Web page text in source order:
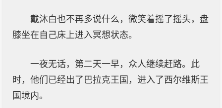
戴沐白也不再多说什么，微笑着摇了摇头，盘
膝坐在自己床上进入冥想状态。
一夜无话，第二天一早，众人继续赶路。此
时，他们已经出了巴拉克王国，进入了西尔维斯王
国境内。